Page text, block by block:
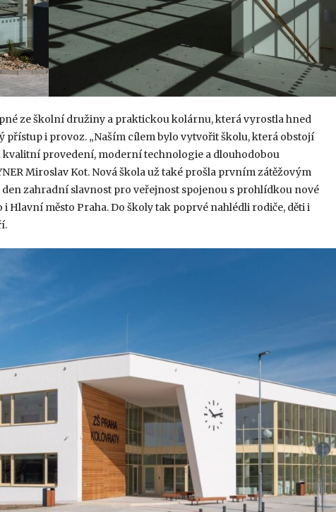
ze školní družiny a praktickou kolárnu, která vyrostla hned
přístup i provoz. „Naším cílem bylo vytvořit školu, která obstojí
kvalitní provedení, moderní technologie a dlouhodobou
Miroslav Kot. Nová škola už také prošla prvním zátěžovým
zahradní slavnost pro veřejnost spojenou s prohlídkou nové
město Praha. Do školy tak poprvé nahlédli rodiče, děti i